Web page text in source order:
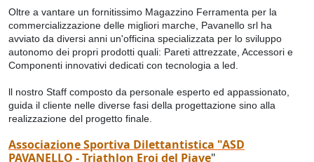
Oltre a vantare un fornitissimo Magazzino Ferramenta per la
commercializzazione delle migliori marche, Pavanello srl ha
avviato da diversi anni un'officina specializzata per lo sviluppo
autonomo dei propri prodotti quali: Pareti attrezzate, Accessori e
Componenti innovativi dedicati con tecnologia a led.
ll nostro Staff composto da personale esperto ed appassionato,
guida il cliente nelle diverse fasi della progettazione sino alla
realizzazione del progetto finale.
Associazione Sportiva Dilettantistica "ASD
PAVANELLO - Triathlon Eroi del Piave"